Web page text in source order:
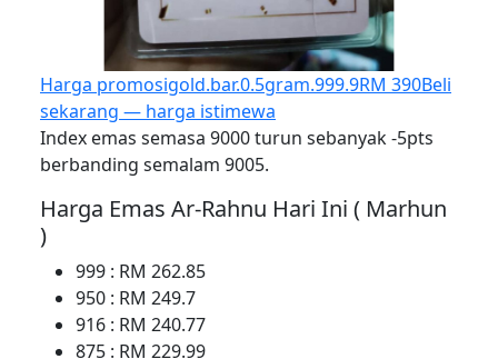
Harga promosigold.bar.0.5gram.999.9RM 390Beli
sekarang — harga istimewa
Index emas semasa 9000 turun sebanyak -5pts
berbanding semalam 9005.
Harga Emas Ar-Rahnu Hari Ini ( Marhun
)
999 : RM 262.85
950 : RM 249.7
916 : RM 240.77
875 : RM 229.99